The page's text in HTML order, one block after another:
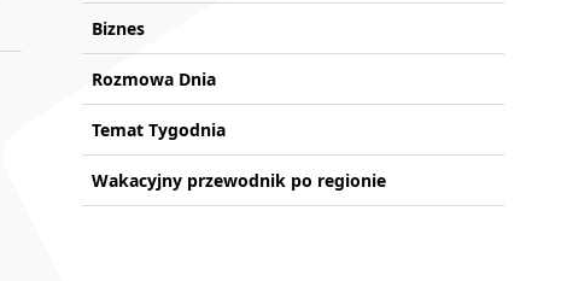
Biznes
Rozmowa Dnia
Temat Tygodnia
Wakacyjny przewodnik po regionie